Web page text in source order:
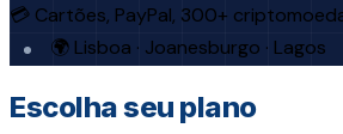
💳 Cartões, PayPal, 300+
🌍 Lisboa · Joanesburgo · Lagos
Escolha seu plano